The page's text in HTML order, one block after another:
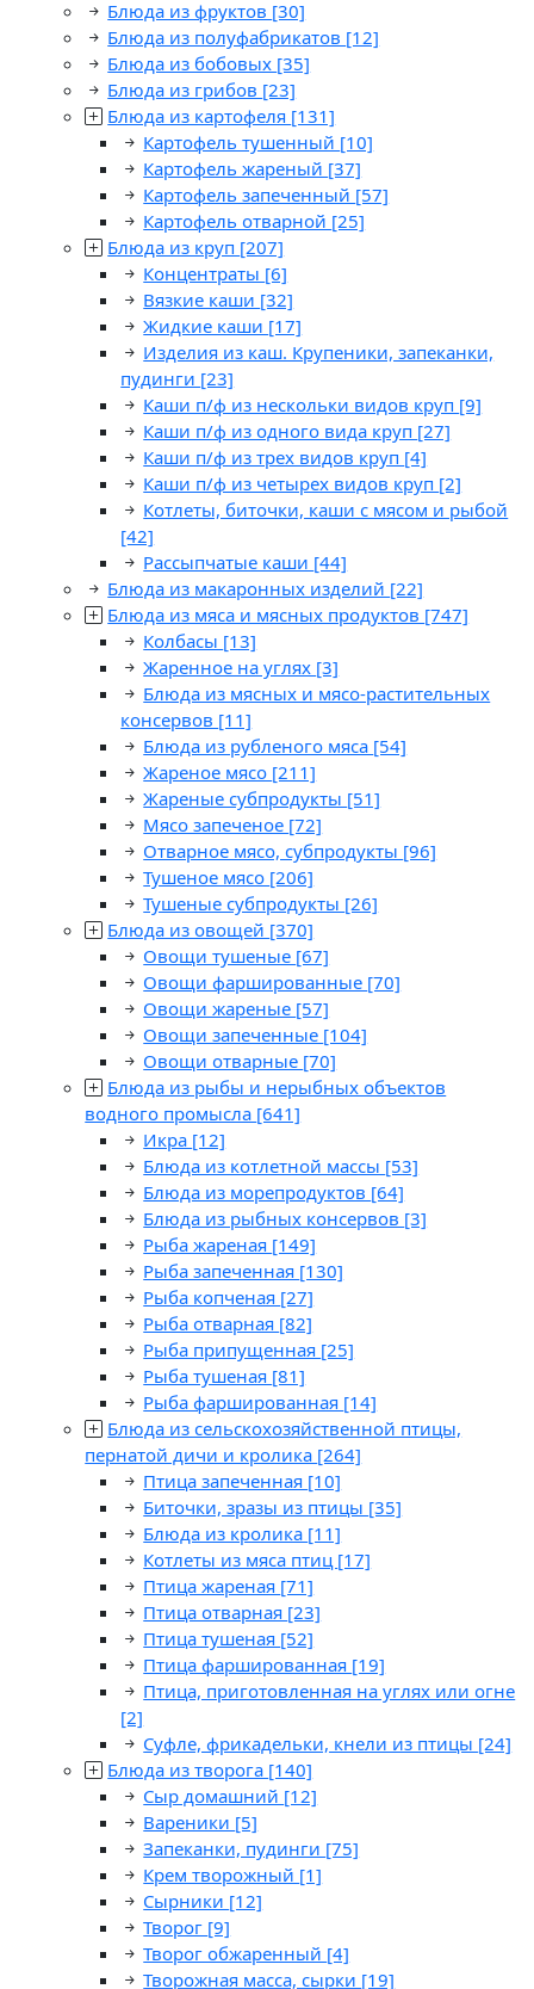
Блюда из фруктов [30]
Блюда из полуфабрикатов [12]
Блюда из бобовых [35]
Блюда из грибов [23]
Блюда из картофеля [131]
Картофель тушенный [10]
Картофель жареный [37]
Картофель запеченный [57]
Картофель отварной [25]
Блюда из круп [207]
Концентраты [6]
Вязкие каши [32]
Жидкие каши [17]
Изделия из каш. Крупеники, запеканки,
пудинги [23]
Каши п/ф из нескольки видов круп [9]
Каши п/ф из одного вида круп [27]
Каши п/ф из трех видов круп [4]
Каши п/ф из четырех видов круп [2]
Котлеты, биточки, каши с мясом и рыбой
[42]
Рассыпчатые каши [44]
Блюда из макаронных изделий [22]
Блюда из мяса и мясных продуктов [747]
Колбасы [13]
Жаренное на углях [3]
Блюда из мясных и мясо-растительных
консервов [11]
Блюда из рубленого мяса [54]
Жареное мясо [211]
Жареные субпродукты [51]
Мясо запеченое [72]
Отварное мясо, субпродукты [96]
Тушеное мясо [206]
Тушеные субпродукты [26]
Блюда из овощей [370]
Овощи тушеные [67]
Овощи фаршированные [70]
Овощи жареные [57]
Овощи запеченные [104]
Овощи отварные [70]
Блюда из рыбы и нерыбных объектов
водного промысла [641]
Икра [12]
Блюда из котлетной массы [53]
Блюда из морепродуктов [64]
Блюда из рыбных консервов [3]
Рыба жареная [149]
Рыба запеченная [130]
Рыба копченая [27]
Рыба отварная [82]
Рыба припущенная [25]
Рыба тушеная [81]
Рыба фаршированная [14]
Блюда из сельскохозяйственной птицы,
пернатой дичи и кролика [264]
Птица запеченная [10]
Биточки, зразы из птицы [35]
Блюда из кролика [11]
Котлеты из мяса птиц [17]
Птица жареная [71]
Птица отварная [23]
Птица тушеная [52]
Птица фаршированная [19]
Птица, приготовленная на углях или огне
[2]
Суфле, фрикадельки, кнели из птицы [24]
Блюда из творога [140]
Сыр домашний [12]
Вареники [5]
Запеканки, пудинги [75]
Крем творожный [1]
Сырники [12]
Творог [9]
Творог обжаренный [4]
Творожная масса, сырки [19]